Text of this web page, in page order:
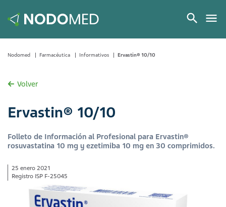
Nodomed Farmacéutica Informativos Ervastin® 10/10
Volver
Ervastin® 10/10
Folleto de Información al Profesional para Ervastin®
rosuvastatina 10 mg y ezetimiba 10 mg en 30 comprimidos.
25 enero 2021
Registro ISP F-25045